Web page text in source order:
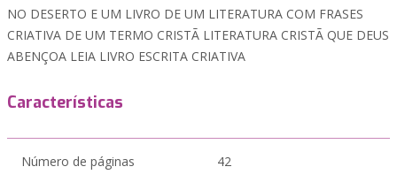
NO DESERTO E UM LIVRO DE UM LITERATURA COM FRASES
CRIATIVA DE UM TERMO CRISTÃ LITERATURA CRISTÃ QUE DEUS
ABENÇOA LEIA LIVRO ESCRITA CRIATIVA
Características
Número de páginas 42